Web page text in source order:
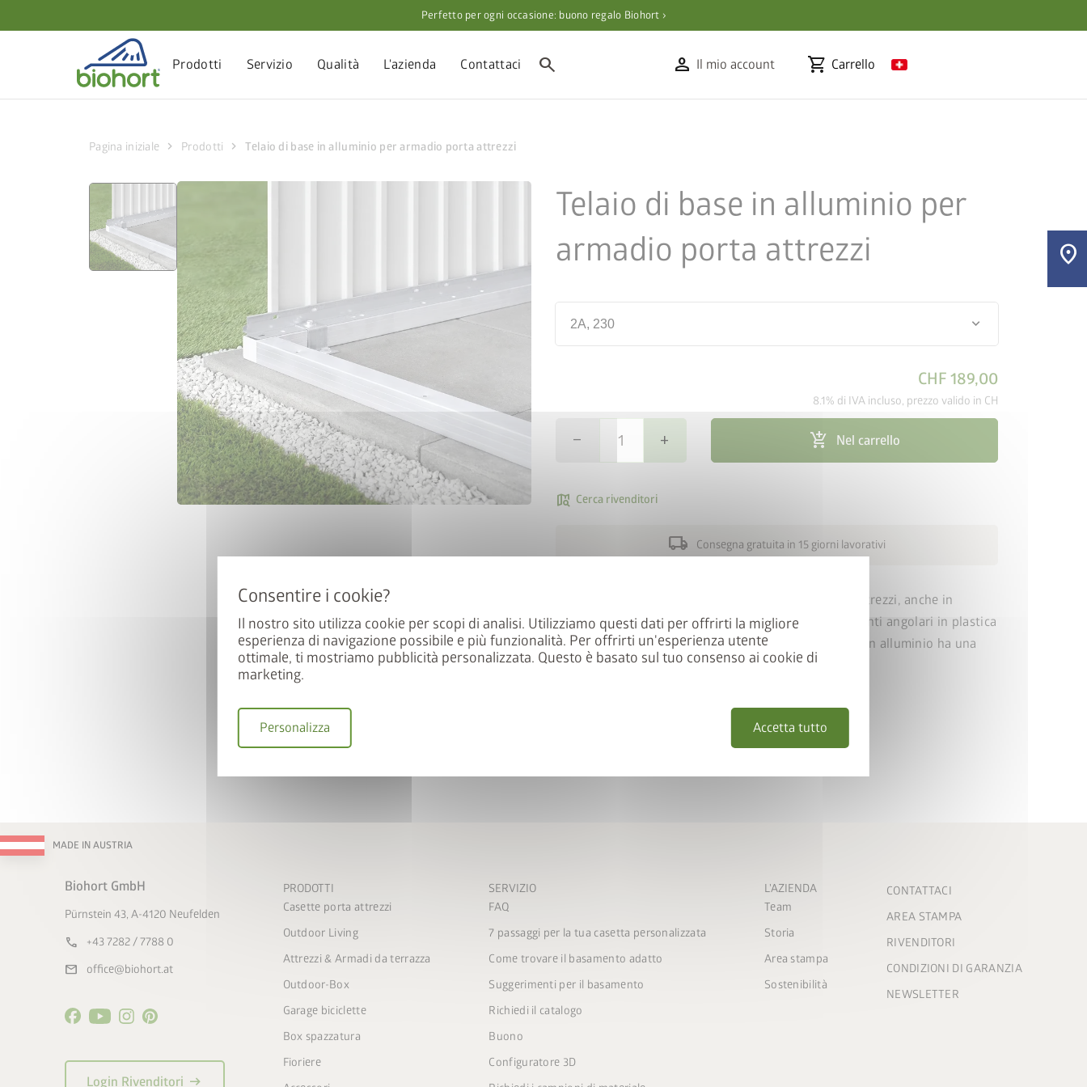
Il nostro sito utilizza cookie per scopi di analisi. Utilizziamo questi dati per offrirti la migliore
esperienza di navigazione possibile e più funzionalità. Per offrirti un'esperienza utente
ottimale, ti mostriamo pubblicità personalizzata. Questo è basato sul tuo consenso ai cookie di
marketing.
Accetta tutto
Personalizza
Perfetto per ogni occasione: buono regalo Biohort ›
Prodotti Servizio Qualità L'azienda Contattaci search person Il mio account shopping_cart Carrello
Pagina iniziale chevron_right Prodotti chevron_right Telaio di base in alluminio per armadio porta attrezzi
Telaio di base in alluminio per
armadio porta attrezzi
2A, 230 keyboard_arrow_down
CHF 189,00
8.1% di IVA incluso, prezzo valido in CH
remove add add_shopping_cart Nel carrello
map_search Cerca rivenditori
local_shipping Consegna gratuita in 15 giorni lavorativi
Garantisce la stabilità necessaria all'armadio porta attrezzi, anche in
assenza di un basamento in calcestruzzo. Quattro giunti angolari in plastica
consentono un installazione preciso. Il telaio di base in alluminio ha una
sezione trasversale di 40 x 40 mm.
MADE IN AUSTRIA
Biohort GmbH
Pürnstein 43, A-4120 Neufelden
call +43 7282 / 7788 0
mail office@biohort.at
Login Rivenditori arrow_right_alt
PRODOTTI
Casette porta attrezzi
Outdoor Living
Attrezzi & Armadi da terrazza
Outdoor-Box
Garage biciclette
Box spazzatura
Fioriere
SERVIZIO
FAQ
7 passaggi per la tua casetta personalizzata
Come trovare il basamento adatto
Suggerimenti per il basamento
Richiedi il catalogo
Buono
Configuratore 3D
L'AZIENDA
Team
Storia
Area stampa
Sostenibilità
CONTATTACI
AREA STAMPA
RIVENDITORI
CONDIZIONI DI GARANZIA
NEWSLETTER
Iscrivetevi ora alla nostra newsletter e parteciperete
automaticamente all’estrazione.
E-mail
Accetto lenorme sulla privacy
partecipazione.
location_on